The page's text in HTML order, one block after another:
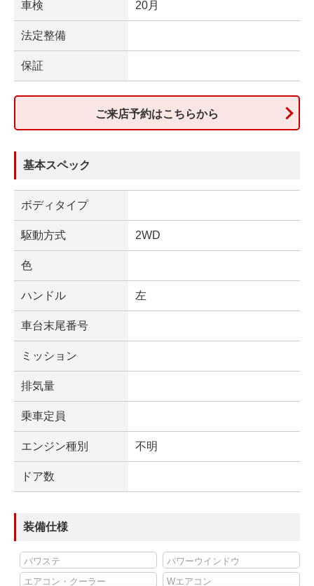
車検 20月
法定整備
保証
ご来店予約はこちらから
基本スペック
ボディタイプ
駆動方式 2WD
色
ハンドル 左
車台末尾番号
ミッション
排気量
乗車定員
エンジン種別 不明
ドア数
装備仕様
パワステ
パワーウインドウ
エアコン・クーラー
Wエアコン